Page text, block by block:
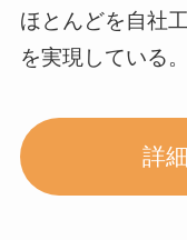
ほとんどを自社
を実現している。
詳